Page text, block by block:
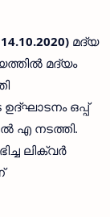
മദ്യ
മദ്യം
ഒപ്പ്
എ നടത്തി.
ലിക്വര്‍